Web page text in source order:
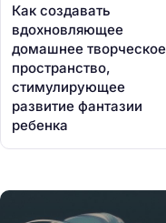
Как создавать
вдохновляющее
домашнее творческое
пространство,
стимулирующее
развитие фантазии
ребенка